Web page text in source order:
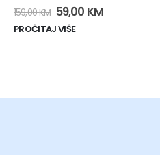
out of 5
159,00KM Izvorna
cijena
bila
59,00 KMTrenutna
PROČITAJ VIŠE